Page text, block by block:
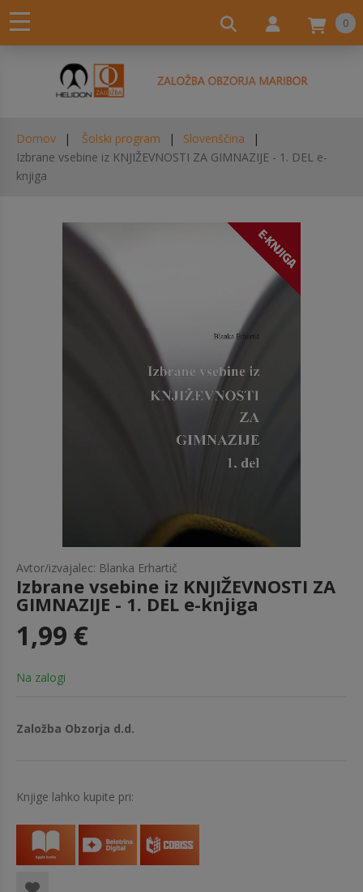
0
Domov Šolski program
Slovenščina
Izbrane vsebine iz KNJIŽEVNOSTI ZA GIMNAZIJE - 1. DEL e-
knjiga
Avtor/izvajalec: Blanka Erhartič
Izbrane vsebine iz KNJIŽEVNOSTI ZA
GIMNAZIJE - 1. DEL e-knjiga
1,99 €
Na zalogi
Založba Obzorja d.d.
Knjige lahko kupite pri: